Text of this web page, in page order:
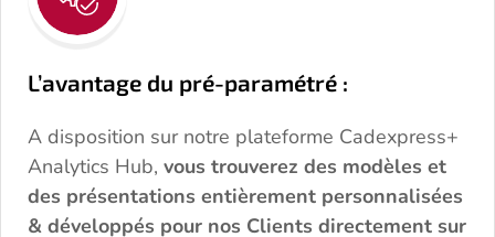
L’avantage du pré-paramétré :
A disposition sur notre plateforme Cadexpress+
Analytics Hub, vous trouverez des modèles et
des présentations entièrement personnalisées
& développés pour nos Clients directement sur